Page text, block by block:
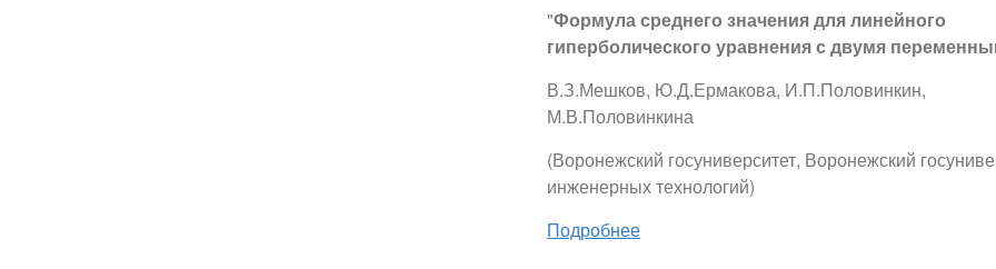
"Формула среднего значения для линейного
гиперболического уравнения с двумя
В.З.Мешков, Ю.Д.Ермакова, И.П.Половинкин,
М.В.Половинкина
(Воронежский госуниверситет, Воронежский
инженерных технологий)
Подробнее